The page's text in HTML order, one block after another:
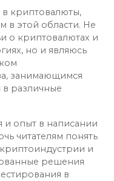
криптовалюты,
в этой области. Не
о криптовалютах и
но и являюсь
занимающимся
различные
и опыт в написании
читателям понять
и
решения
в